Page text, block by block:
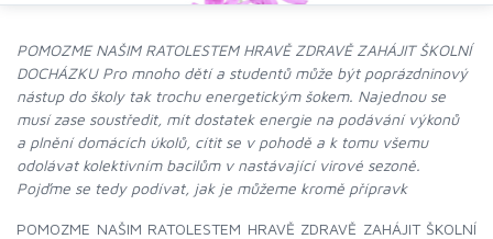
POMOZME NAŠIM RATOLESTEM HRAVĚ ZDRAVĚ ZAHÁJIT ŠKOLNÍ
DOCHÁZKU Pro mnoho dětí a studentů může být poprázdninový
nástup do školy tak trochu energetickým šokem. Najednou se
musí zase soustředit, mít dostatek energie na podávání výkonů
a plnění domácích úkolů, cítit se v pohodě a k tomu všemu
odolávat kolektivním bacilům v nastávající virové sezoně.
Pojďme se tedy podívat, jak je můžeme kromě přípravk
POMOZME NAŠIM RATOLESTEM HRAVĚ ZDRAVĚ ZAHÁJIT ŠKOLNÍ